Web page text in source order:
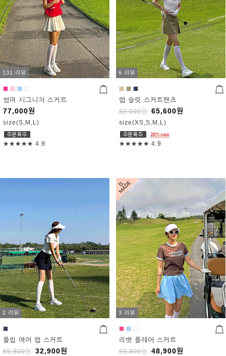
131 리뷰
썸머 시그니처 스커트
77,000원
size(S,M,L)
★★★★★ 4.9
6 리뷰
랩 슬릿 스커트팬츠
82,000원 65,600원
size(XS,S,M,L)
★★★★★ 4.9
2 리뷰
플립 에어 랩 스커트
65,800원 32,900원
3 리뷰
리벳 플레어 스커트
69,800원 48,900원